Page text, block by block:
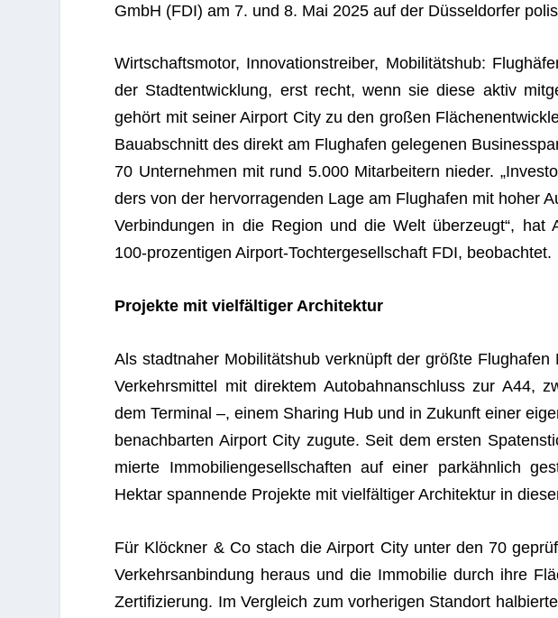
GmbH (FDI) am 7. und 8. Mai 2025 auf der Düs­sel­dor­fer
Wirt­schafts­mo­tor, Inno­va­ti­ons­trei­ber, Mobi­li­täts­hub:
der Stadt­ent­wick­lung, erst recht, wenn sie diese aktiv
gehört mit sei­ner Air­port City zu den gro­ßen
Bau­ab­schnitt des direkt am Flug­ha­fen gele­ge­nen
70 Unter­neh­men mit rund 5.000 Mit­ar­bei­tern nie­der.
ders von der her­vor­ra­gen­den Lage am Flug­ha­fen mit hoher
Ver­bin­dun­gen in die Region und die Welt über­zeugt“, hat
100-pro­zen­ti­gen Air­port-Toch­ter­ge­sell­schaft FDI, beobachtet.
Pro­jekte mit viel­fäl­ti­ger Architektur
Als stadt­na­her Mobi­li­täts­hub ver­knüpft der größte Flug­ha­fen
Ver­kehrs­mit­tel mit direk­tem Auto­bahn­an­schluss zur A44,
dem Ter­mi­nal –, einem Sha­ring Hub und in Zukunft einer
benach­bar­ten Air­port City zugute. Seit dem ers­ten
mierte Immo­bi­li­en­ge­sell­schaf­ten auf einer park­ähn­lich
Hektar span­nende Pro­jekte mit viel­fäl­ti­ger Archi­tek­tur in
Für Klöck­ner & Co stach die Air­port City unter den 70
Ver­kehrs­an­bin­dung her­aus und die Immo­bi­lie durch ihre
Zer­ti­fi­zie­rung. Im Ver­gleich zum vor­he­ri­gen Stand­ort